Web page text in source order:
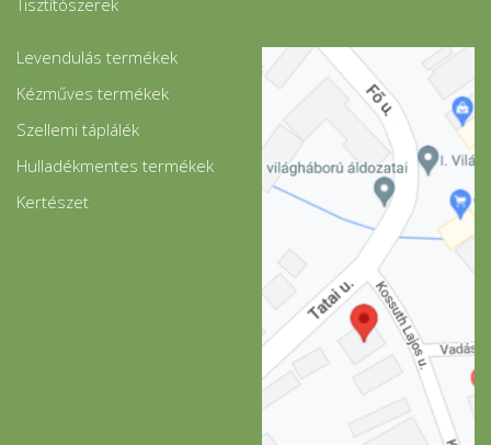
Tisztítószerek
Levendulás termékek
Kézműves termékek
Szellemi táplálék
Hulladékmentes termékek
Kertészet